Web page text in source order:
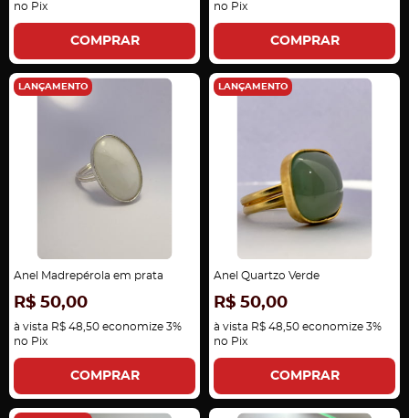
no Pix
COMPRAR
no Pix
COMPRAR
LANÇAMENTO
Anel Madrepérola em prata
R$ 50,00
à vista R$ 48,50 economize 3%
no Pix
COMPRAR
LANÇAMENTO
Anel Quartzo Verde
R$ 50,00
à vista R$ 48,50 economize 3%
no Pix
COMPRAR